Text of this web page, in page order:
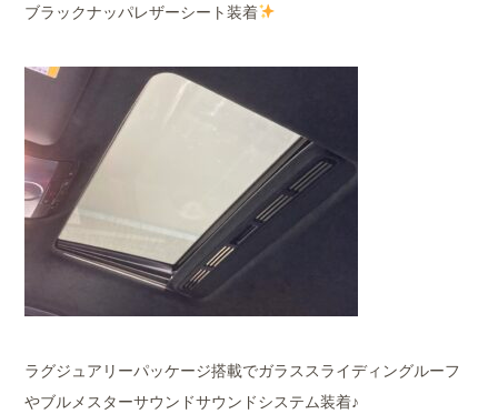
ブラックナッパレザーシート装着
ラグジュアリーパッケージ搭載でガラススライディングルーフ
やブルメスターサウンドサウンドシステム装着♪